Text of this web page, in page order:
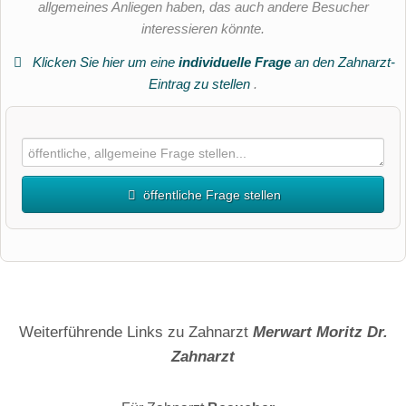
allgemeines Anliegen haben, das auch andere Besucher
interessieren könnte.
Klicken Sie hier um eine individuelle Fragean den Zahnarzt-
Eintrag zu stellen .
öffentliche Frage stellen
Weiterführende Links zu Zahnarzt Merwart Moritz Dr.
Zahnarzt